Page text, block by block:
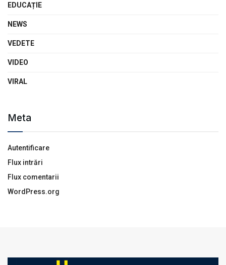
EDUCAȚIE
NEWS
VEDETE
VIDEO
VIRAL
Meta
Autentificare
Flux intrări
Flux comentarii
WordPress.org